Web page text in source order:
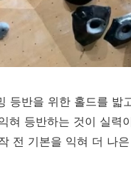
등반을 위한 홀드를
혀 등반하는 것이 실력
전 기본을 익혀 더 나